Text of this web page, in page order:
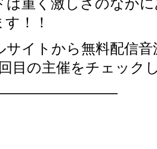
は重く激しさのなか
！！
サイトから無料配信
目の主催をチェック